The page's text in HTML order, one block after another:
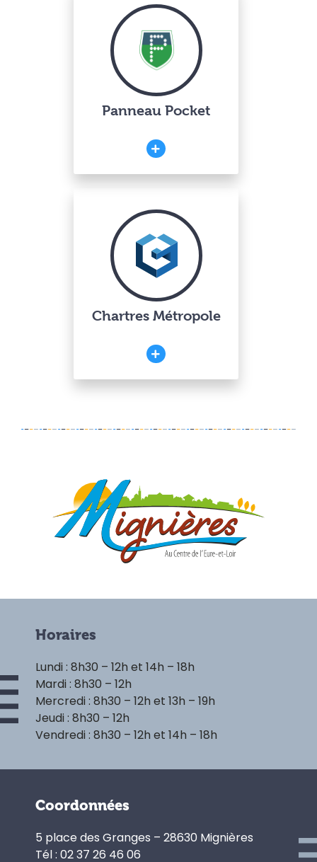
Panneau Pocket
Chartres Métropole
Horaires
Lundi : 8h30 – 12h et 14h – 18h
Mardi : 8h30 – 12h
Mercredi : 8h30 – 12h et 13h – 19h
Jeudi : 8h30 – 12h
Vendredi : 8h30 – 12h et 14h – 18h
Coordonnées
5 place des Granges – 28630 Mignières
Tél : 02 37 26 46 06